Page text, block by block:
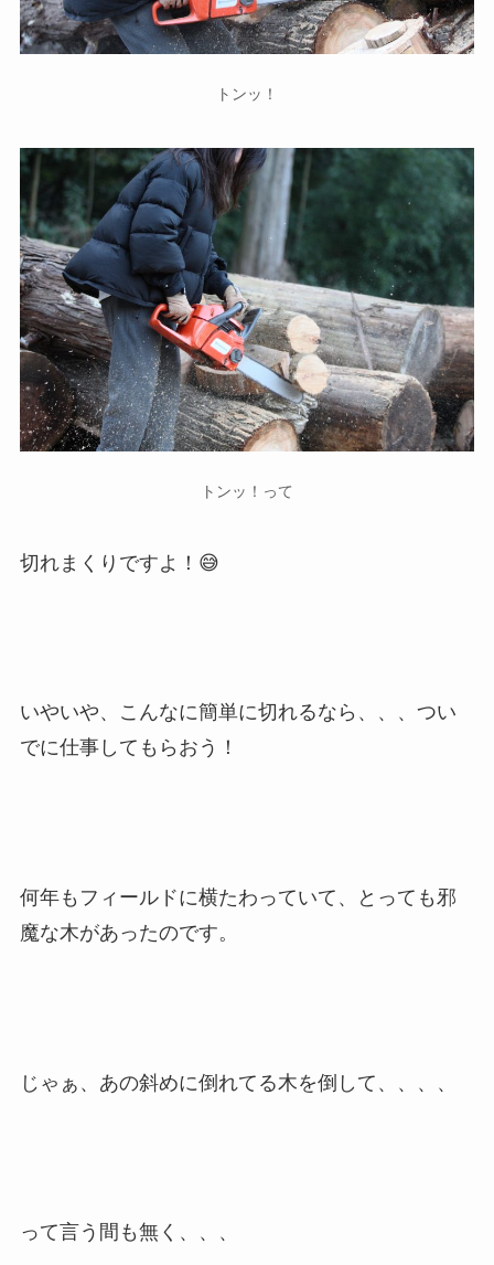
トンッ！
トンッ！って
切れまくりですよ！😅
いやいや、こんなに簡単に切れるなら、、、つい
でに仕事してもらおう！
何年もフィールドに横たわっていて、とっても邪
魔な木があったのです。
じゃぁ、あの斜めに倒れてる木を倒して、、、、
って言う間も無く、、、